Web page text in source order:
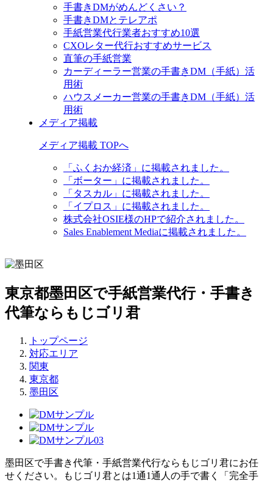
手書きDMがめんどくさい？
手書きDMとテレアポ
手紙営業代行業者おすすめ10選
CXOレター代行おすすめサービス
直筆の手紙営業
カーディーラー営業の手書きDM（手紙）活
用術
ハウスメーカー営業の手書きDM（手紙）活
用術
メディア掲載
メディア掲載 TOPへ
「ふくおか経済」に掲載されました。
「ボーター」に掲載されました。
「タスカル」に掲載されました。
「イプロス」に掲載されました。
株式会社OSIE様のHPで紹介されました。
Sales Enablement Mediaに掲載されました。
東京都墨田区で手紙営業代行・手書き
代筆ならもじゴリ君
トップページ
対応エリア
関東
東京都
墨田区
墨田区で手書き代筆・手紙営業代行ならもじゴリ君にお任
せください。もじゴリ君とは1通1通人の手で書く「完全手